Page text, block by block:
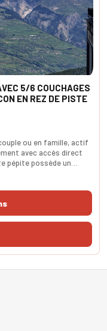
5/6 COUCHAGES
EN REZ DE PISTE
couple ou en famille, actif
avec accès direct
pépite possède un
Le coin cabine (2/3
jour (3/4